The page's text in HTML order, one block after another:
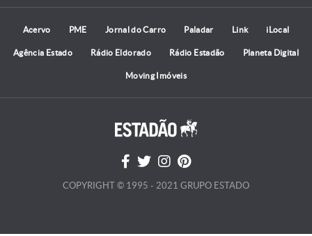
Acervo PME Jornal do Carro Paladar Link iLocal
Agência Estado Rádio Eldorado Rádio Estadão Planeta Digital
Moving Imóveis
COPYRIGHT © 1995 - 2021 GRUPO ESTADO